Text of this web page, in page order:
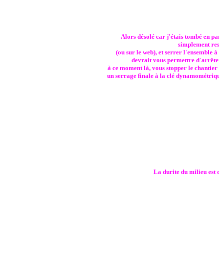
Alors désolé car j'étais tombé en
simplement
(ou sur le web), et serrer l'ensemble
devrait vous permettre
à ce moment là, vous stopper le
un serrage finale à la clé
La durite du milieu est